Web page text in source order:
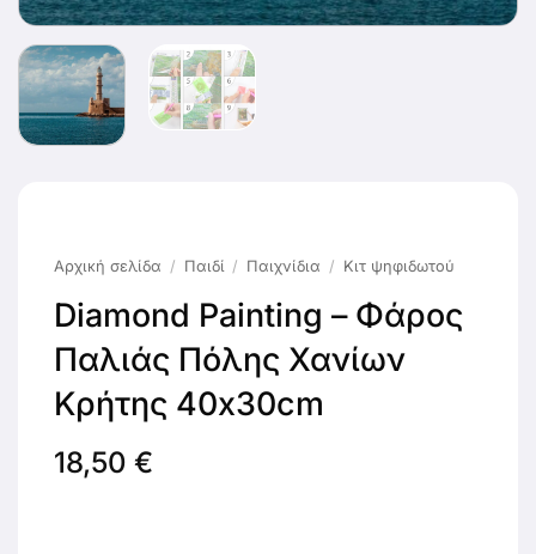
Αρχική σελίδα / Παιδί / Παιχνίδια / Κιτ ψηφιδωτού
Diamond Painting – Φάρος
Παλιάς Πόλης Χανίων
Κρήτης 40x30cm
18,50 €